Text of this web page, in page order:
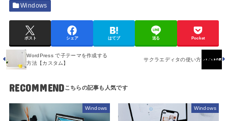
Windows
ポスト シェア はてブ 送る Pocket
WordPress で子テーマを作成する
方法【カスタム】
サクラエディタの使い方
RECOMMEND
Windows Windows